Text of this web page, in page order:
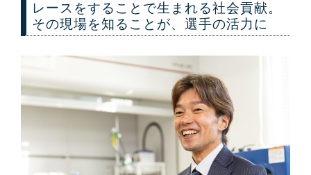
レースをすることで生まれる社会貢献。
その現場を知ることが、選手の活力に